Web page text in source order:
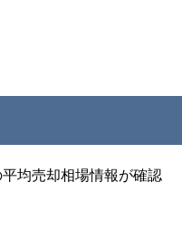
均売却相場情報が確認